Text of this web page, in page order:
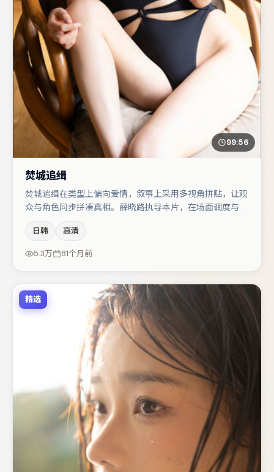
99:56
焚城追缉
焚城追缉在类型上偏向爱情，叙事上采用多视角拼贴，让观
众与角色同步拼凑真相。薛晓路执导本片，在场面调度与表
括河正宇、刘亦菲、白宇等，角色动机前后呼应，适合喜欢
抠台词与伏笔的观众。节奏紧凑、反转有度，值得列入片
日韩 高清
5.3万 81个月前
精选